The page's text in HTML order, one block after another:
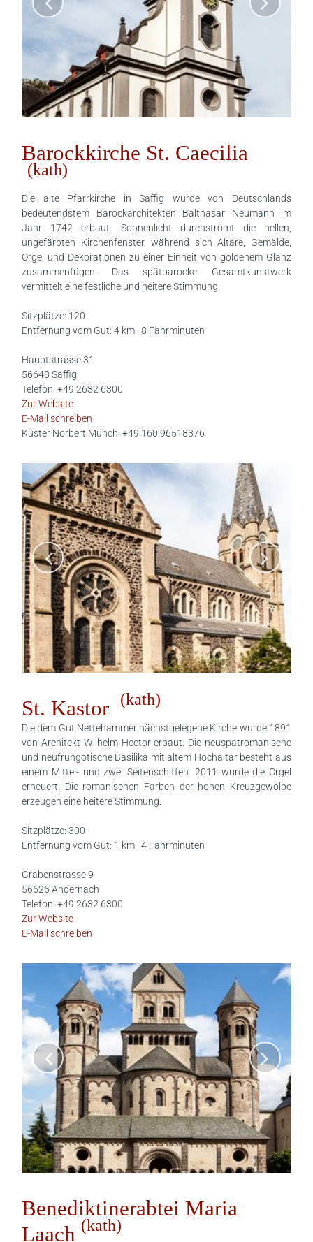
Barockkirche St. Caecilia
(kath)
Die alte Pfarrkirche in Saffig wurde von Deutschlands
bedeutendstem Barockarchitekten Balthasar Neumann im
Jahr 1742 erbaut. Sonnenlicht durchströmt die hellen,
ungefärbten Kirchenfenster, während sich Altäre, Gemälde,
Orgel und Dekorationen zu einer Einheit von goldenem Glanz
zusammenfügen. Das spätbarocke Gesamtkunstwerk
vermittelt eine festliche und heitere Stimmung.
Sitzplätze: 120
Entfernung vom Gut: 4 km | 8 Fahrminuten
Hauptstrasse 31
56648 Saffig
Telefon: +49 2632 6300
Zur Website
E-Mail schreiben
Küster Norbert Münch: +49 160 96518376
St. Kastor (kath)
Die dem Gut Nettehammer nächstgelegene Kirche wurde 1891
von Architekt Wilhelm Hector erbaut. Die neuspätromanische
und neufrühgotische Basilika mit altem Hochaltar besteht aus
einem Mittel- und zwei Seitenschiffen. 2011 wurde die Orgel
erneuert. Die romanischen Farben der hohen Kreuzgewölbe
erzeugen eine heitere Stimmung.
Sitzplätze: 300
Entfernung vom Gut: 1 km | 4 Fahrminuten
Grabenstrasse 9
56626 Andernach
Telefon: +49 2632 6300
Zur Website
E-Mail schreiben
Benediktinerabtei Maria
Laach (kath)